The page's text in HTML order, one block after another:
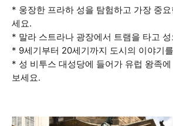
* 웅장한 프라하 성을 탐험하고 가장 중
세요.
* 말라 스트라나 광장에서 트램을 타고
* 9세기부터 20세기까지 도시의 이야기
* 성 비투스 대성당에 들어가 유럽 왕족
보세요.